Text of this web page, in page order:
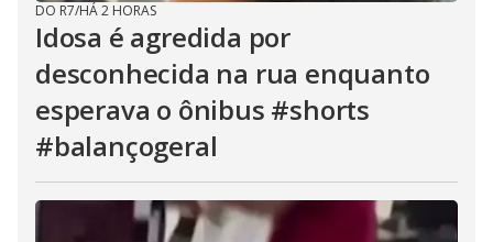
DO R7/HÁ 2 HORAS
Idosa é agredida por
desconhecida na rua enquanto
esperava o ônibus #shorts
#balançogeral